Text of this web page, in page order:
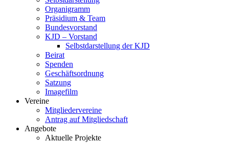
Organigramm
Präsidium & Team
Bundesvorstand
KJD – Vorstand
Selbstdarstellung der KJD
Beirat
Spenden
Geschäftsordnung
Satzung
Imagefilm
Vereine
Mitgliedervereine
Antrag auf Mitgliedschaft
Angebote
Aktuelle Projekte